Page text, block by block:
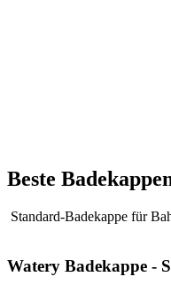
Beste
Standard-Badekappe für
Watery Badekappe -